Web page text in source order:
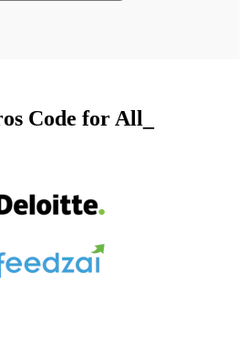
Code for All_